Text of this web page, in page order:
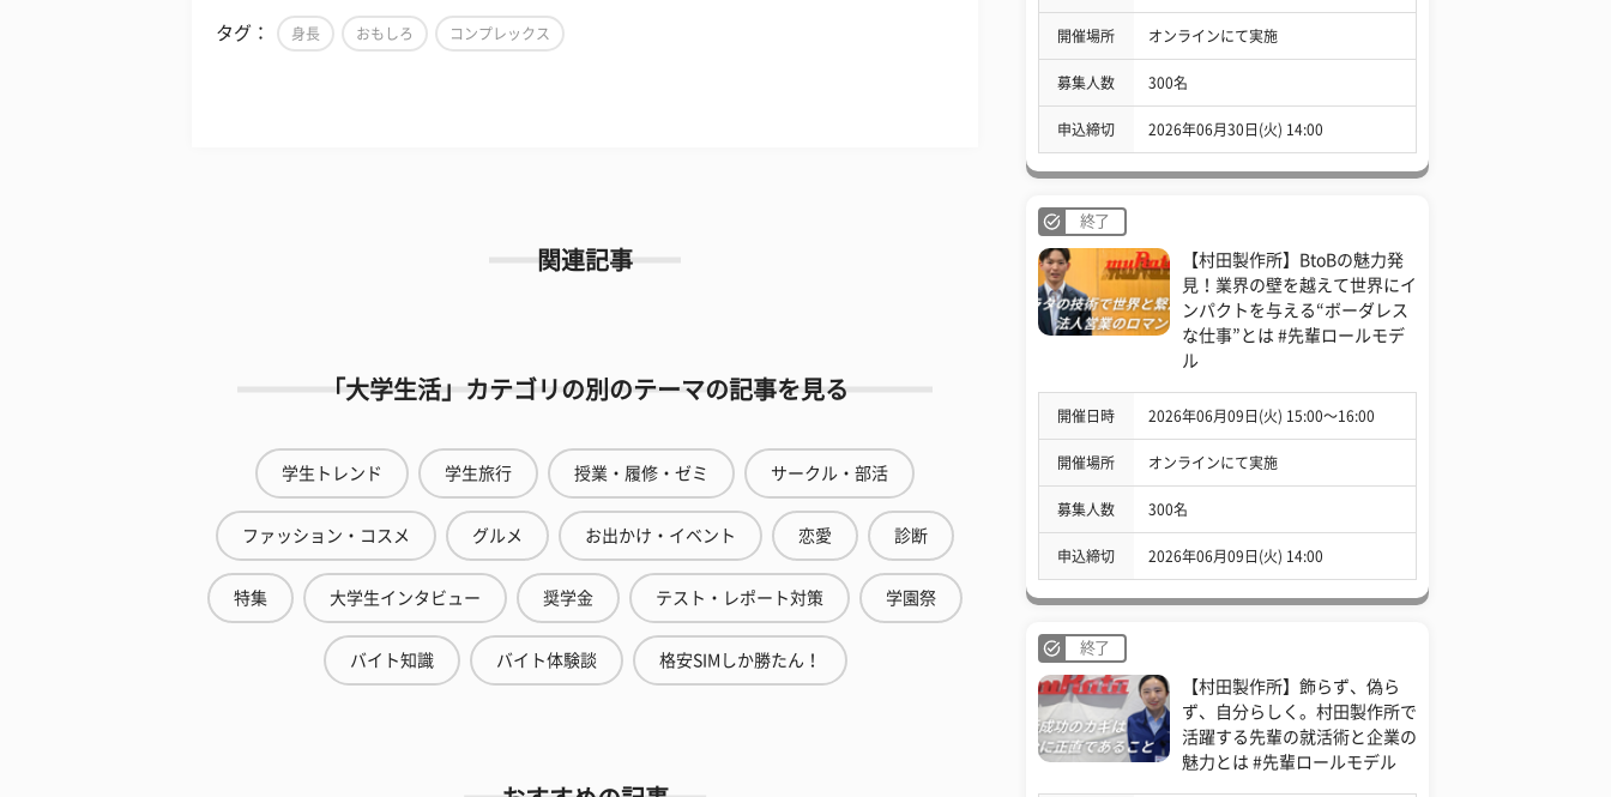
タグ： 身長 おもしろ コンプレックス
関連記事
「大学生活」カテゴリの別のテーマの記事を見る
学生トレンド 学生旅行 授業・履修・ゼミ サークル・部活
ファッション・コスメ グルメ お出かけ・イベント 恋愛 診断
特集 大学生インタビュー 奨学金 テスト・レポート対策 学園祭
バイト知識 バイト体験談 格安SIMしか勝たん！
開催場所 オンラインにて実施
募集人数 300名
申込締切 2026年06月30日(火) 14:00
終了
【村田製作所】BtoBの魅力発
見！業界の壁を越えて世界にイ
ンパクトを与える“ボーダレス
な仕事”とは #先輩ロールモデ
ル
開催日時 2026年06月09日(火) 15:00〜16:00
開催場所 オンラインにて実施
募集人数 300名
申込締切 2026年06月09日(火) 14:00
終了
【村田製作所】飾らず、偽ら
ず、自分らしく。村田製作所で
活躍する先輩の就活術と企業の
魅力とは #先輩ロールモデル